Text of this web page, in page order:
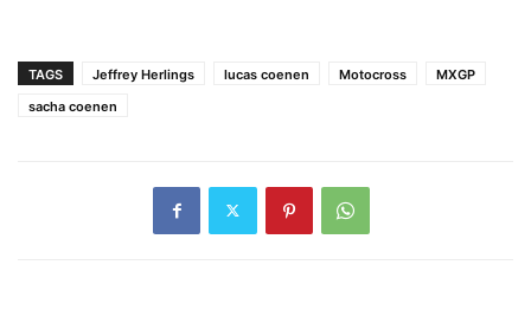
TAGS Jeffrey Herlings lucas coenen Motocross
MXGP
sacha coenen